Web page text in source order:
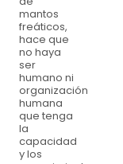
mantos
freáticos,
hace que
no haya
ser
humano ni
organización
humana
que tenga
la
capacidad
y los